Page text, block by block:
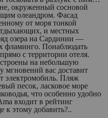
окруженный сосновой
олеандром. Фасад
от моря тонкой
и местных
озера на Сардинии —
фламинго. Понаблюдать
с территории отеля.
на небольшую
мгновений вас доставит
электромобиль. Пляж
песок, ласковое море
что особенно удобно
входит в рейтинг
к этому добавить?..